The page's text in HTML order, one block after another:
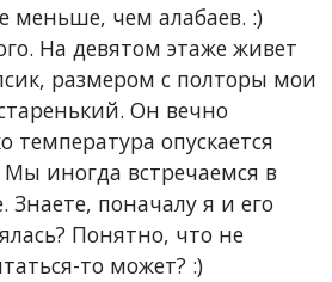
меньше, чем алабаев. :)
На девятом этаже живет
размером с полторы мои
Он вечно
температура опускается
Мы иногда встречаемся в
Знаете, поначалу я и его
Понятно, что не
то может? :)